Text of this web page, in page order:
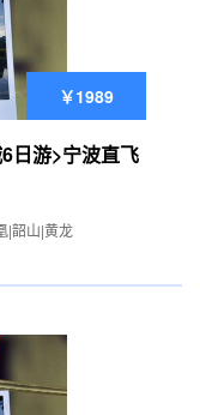
￥1989
日游>宁波直飞
|韶山|黄龙